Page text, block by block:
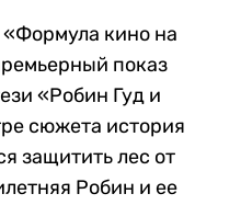
«Формула кино на
показ
«Робин Гуд и
сюжета история
защитить лес от
Робин и ее